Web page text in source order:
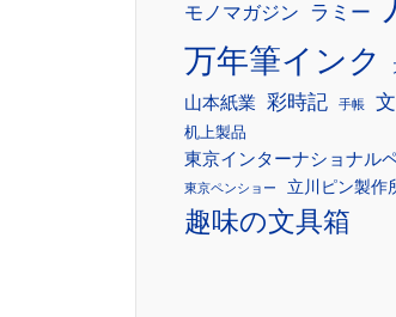
モノマガジン ラミー
万年筆インク
山本紙業
彩時記 手帳
机上製品
東京インターナショナル
東京ペンショー 立川ピン製作
趣味の文具箱